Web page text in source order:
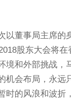
董事局主席的身
股东大会将
境和外部挑战，
机会布局，永远
时的风浪和波折